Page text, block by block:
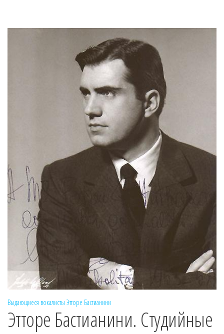
Выдающиеся вокалисты Этторе Бастианини
Этторе Бастианини. Студийные